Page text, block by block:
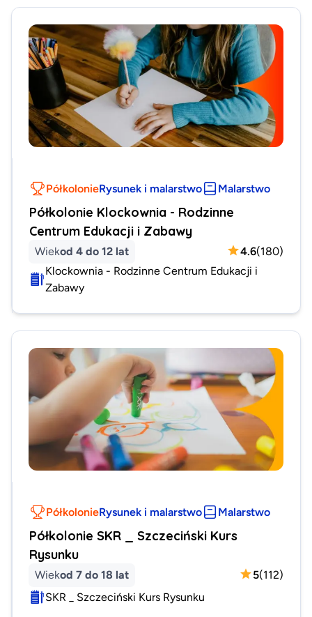
PółkolonieRysunek i malarstwo Malarstwo
Półkolonie Klockownia - Rodzinne
Centrum Edukacji i Zabawy
Wiekod 4 do 12 lat 4.6(180)
Klockownia - Rodzinne Centrum Edukacji i
Zabawy
PółkolonieRysunek i malarstwo Malarstwo
Półkolonie SKR _ Szczeciński Kurs
Rysunku
Wiekod 7 do 18 lat 5(112)
SKR _ Szczeciński Kurs Rysunku